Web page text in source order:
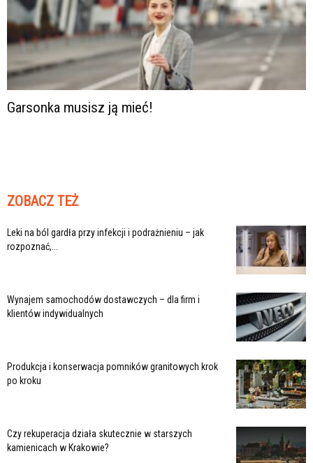
Garsonka musisz ją mieć!
ZOBACZ TEŻ
Leki na ból gardła przy infekcji i podrażnieniu – jak
rozpoznać,...
Wynajem samochodów dostawczych – dla firm i
klientów indywidualnych
Produkcja i konserwacja pomników granitowych krok
po kroku
Czy rekuperacja działa skutecznie w starszych
kamienicach w Krakowie?